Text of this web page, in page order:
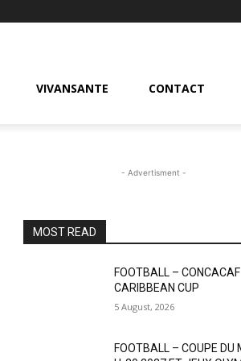
VIVANSANTE CONTACT
- Advertisment -
MOST READ
FOOTBALL – CONCACAF
CARIBBEAN CUP
5 August, 2026
FOOTBALL – COUPE DU